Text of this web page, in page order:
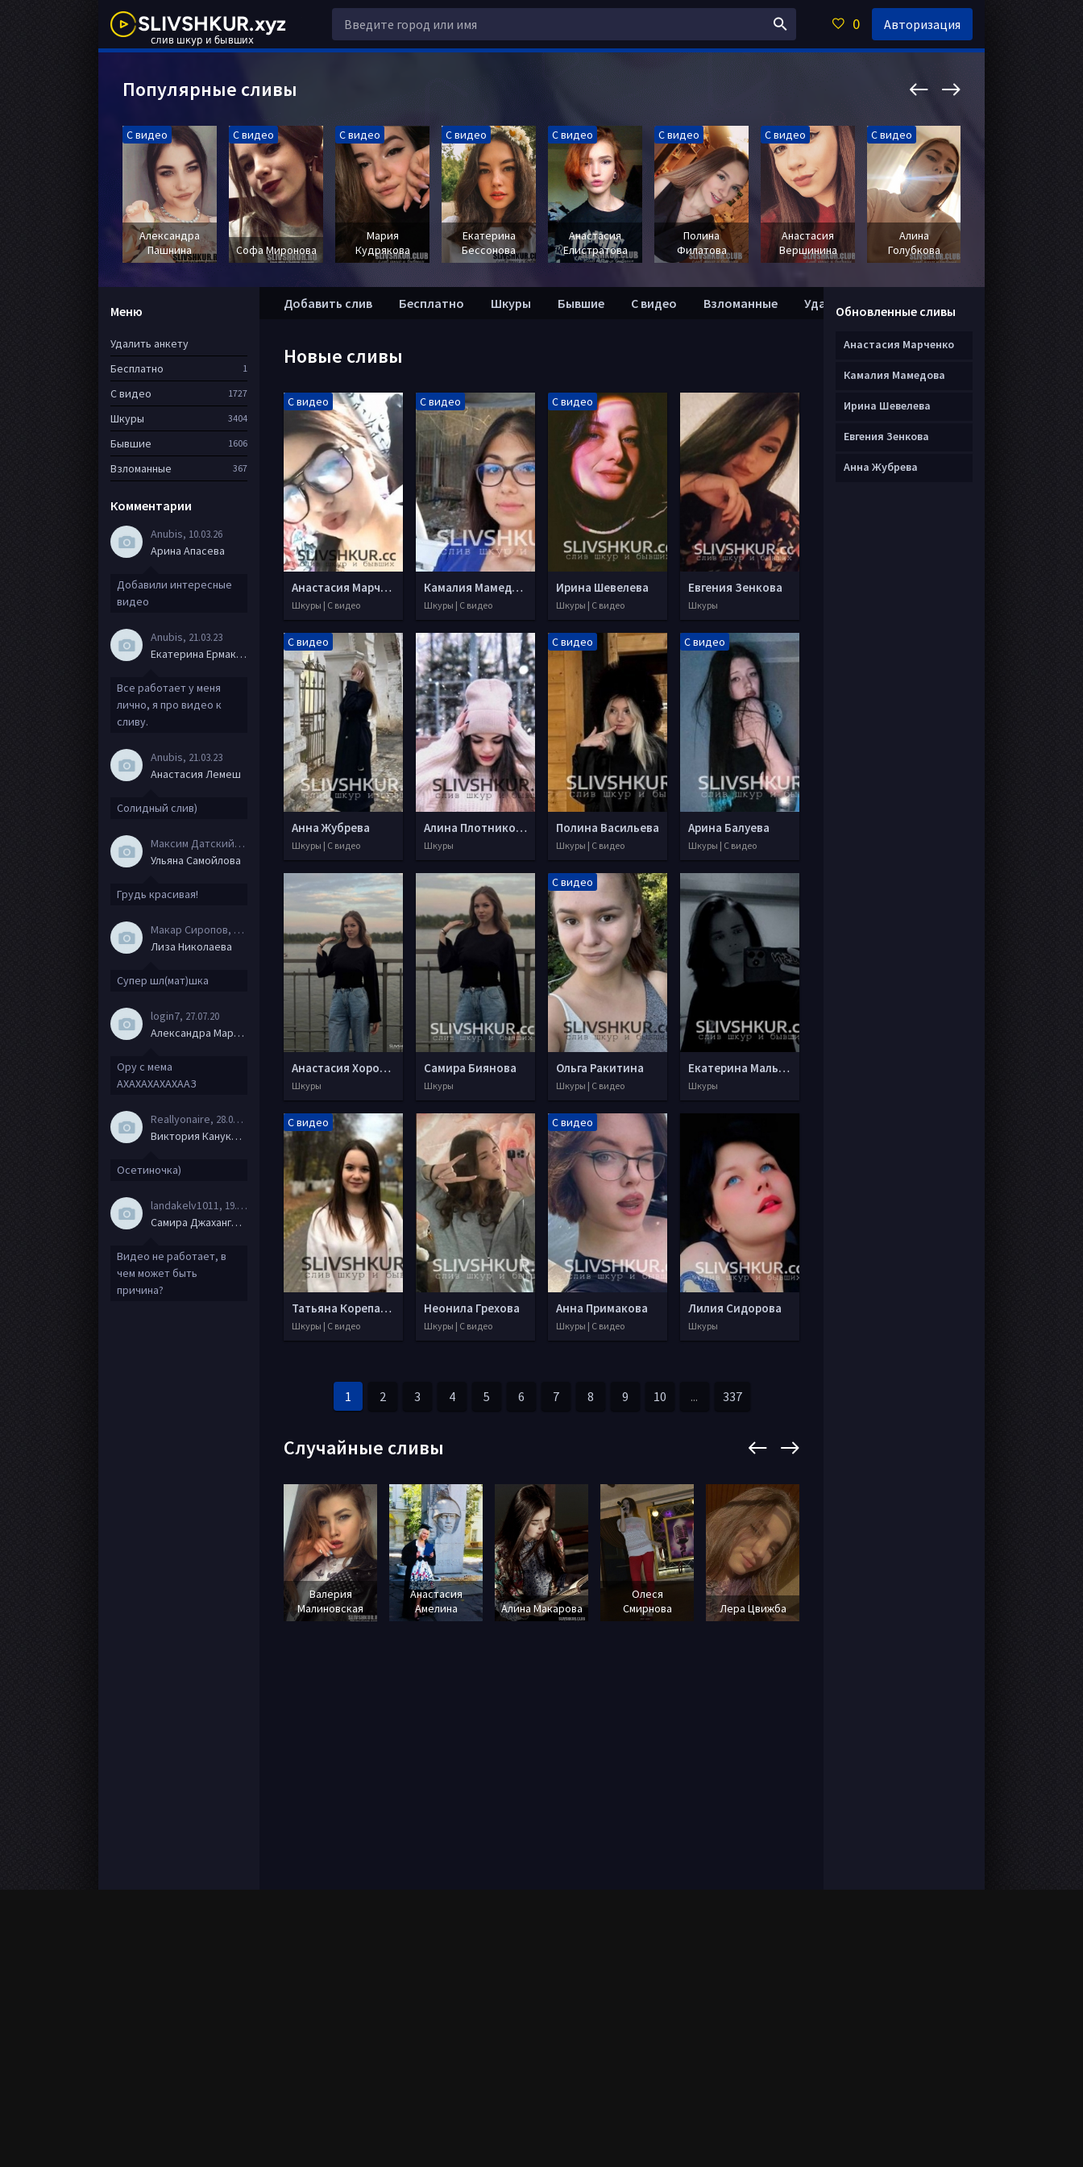
Новые сливы
С видео
Анастасия Марченко
Шкуры | С видео
С видео
Камалия Мамедова
Шкуры | С видео
С видео
Ирина Шевелева
Шкуры | С видео
Евгения Зенкова
Шкуры
С видео
Анна Жубрева
Шкуры | С видео
Алина Плотникова
Шкуры
С видео
Полина Васильева
Шкуры | С видео
С видео
Арина Балуева
Шкуры | С видео
Анастасия Хорошилова
Шкуры
Самира Биянова
Шкуры
С видео
Ольга Ракитина
Шкуры | С видео
Екатерина Мальцева
Шкуры
С видео
Татьяна Корепанова
Шкуры | С видео
Неонила Грехова
Шкуры | С видео
С видео
Анна Примакова
Шкуры | С видео
Лилия Сидорова
Шкуры
1 2 3 4 5 6 7 8 9 10 ... 337
Добавить слив Бесплатно Шкуры Бывшие С видео Взломанные Удалить анкету
Случайные сливы
Валерия
Малиновская
Анастасия
Амелина
Алина Макарова
Олеся
Смирнова
Лера Цвижба
Меню
Удалить анкету
Бесплатно
1
С видео 1727
Шкуры 3404
Бывшие 1606
Взломанные 367
Комментарии
Anubis, 10.03.26
Арина Апасева
Добавили интересные
видео
Anubis, 21.03.23
Екатерина Ермакова
Все работает у меня
лично, я про видео к
сливу.
Anubis, 21.03.23
Анастасия Лемеш
Солидный слив)
Максим Датский
, 15.08.20
Ульяна Самойлова
Грудь красивая!
Макар Сиропов, 08.08.20
Лиза Николаева
Супер шл(мат)шка
login7, 27.07.20
Александра Маркова
Ору с мема
АХАХАХАХАХААЗ
Reallyonaire, 28.06.20
Виктория Канукова
Осетиночка)
landakelv1011 , 19.06.20
Самира Джахангирова
Видео не работает, в
чем может быть
причина?
Обновленные сливы
Анастасия Марченко
Камалия Мамедова
Ирина Шевелева
Евгения Зенкова
Анна Жубрева
0 Авторизация
Популярные сливы
С видео
Александра
Пашнина
С видео
Софа Миронова
С видео
Мария
Кудрякова
С видео
Екатерина
Бессонова
С видео
Анастасия
Елистратова
С видео
Полина
Филатова
С видео
Анастасия
Вершинина
С видео
Алина
Голубкова